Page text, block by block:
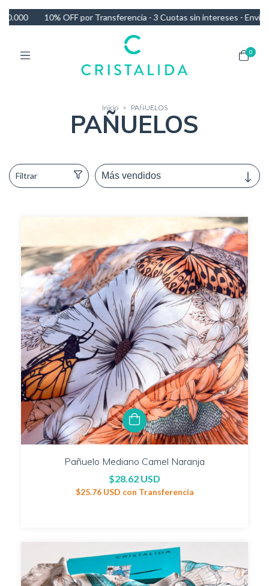
10% OFF por Transferencia - 3 Cuotas sin intereses - Envío GRATIS
0
Inicio > PAÑUELOS
PAÑUELOS
Filtrar
Pañuelo Mediano Camel Naranja
$28.62 USD
$25.76 USD con Transferencia